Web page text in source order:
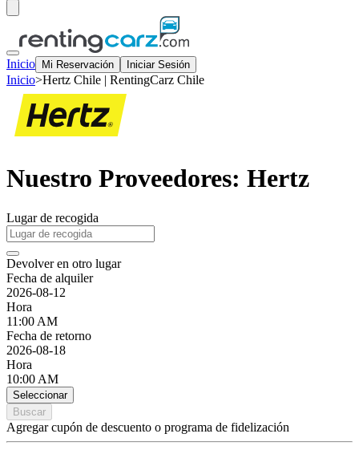
Inicio Mi Reservación Iniciar Sesión
Inicio>Hertz Chile | RentingCarz Chile
Nuestro Proveedores: Hertz
Lugar de recogida
Devolver en otro lugar
Fecha de alquiler
2026-08-12
Hora
11:00 AM
Fecha de retorno
2026-08-18
Hora
10:00 AM
Seleccionar
Buscar
Agregar cupón de descuento o programa de fidelización